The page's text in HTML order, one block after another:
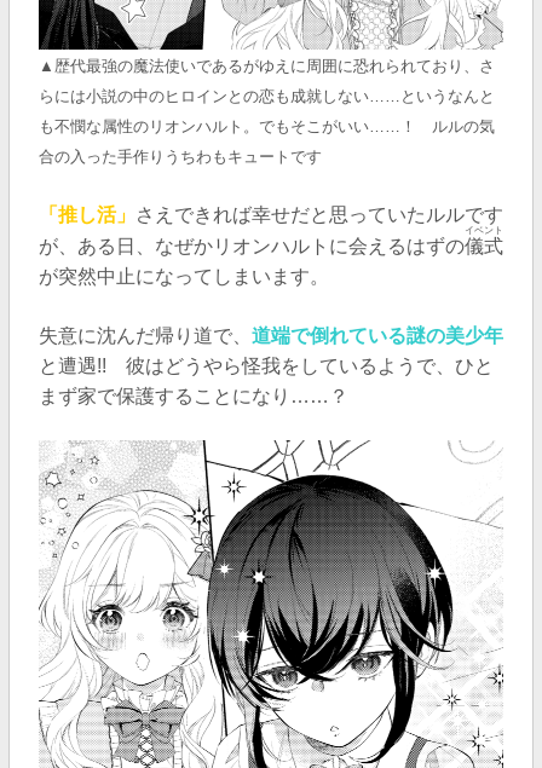
▲歴代最強の魔法使いであるがゆえに周囲に恐れられており、さ
らには小説の中のヒロインとの恋も成就しない……というなんと
も不憫な属性のリオンハルト。でもそこがいい……！ ルルの気
合の入った手作りうちわもキュートです
「推し活」 さえできれば幸せだと思っていたルルです
が、ある日、なぜかリオンハルトに会えるはずの儀式
イベント
が突然中止になってしまいます。
失意に沈んだ帰り道で、 道端で倒れている謎の美少年
と遭遇!! 彼はどうやら怪我をしているようで、ひと
まず家で保護することになり……？